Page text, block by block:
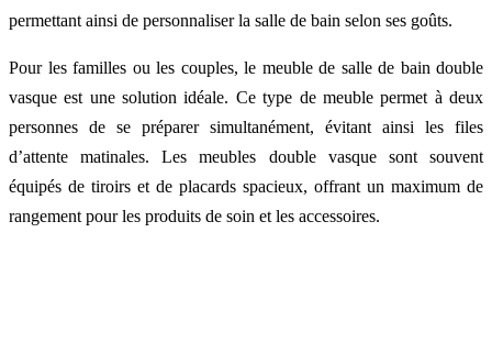
permettant ainsi de personnaliser la salle de bain selon ses goûts.
Pour les familles ou les couples, le meuble de salle de bain double
vasque est une solution idéale. Ce type de meuble permet à deux
personnes de se préparer simultanément, évitant ainsi les files
d’attente matinales. Les meubles double vasque sont souvent
équipés de tiroirs et de placards spacieux, offrant un maximum de
rangement pour les produits de soin et les accessoires.